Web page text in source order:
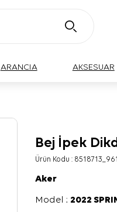
ARANCIA AKSESUAR
Bej İpek
Ürün Kodu : 8518713_961
Aker
Model :2022